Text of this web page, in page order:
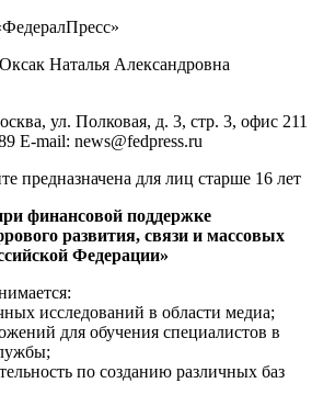
Наталья Александровна
ул. Полковая, д. 3, стр. 3, офис 211
E-mail: news@fedpress.ru
предназначена для лиц старше 16 лет
финансовой поддержке
развития, связи и массовых
Федерации»
исследований в области медиа;
для обучения специалистов в
по созданию различных баз